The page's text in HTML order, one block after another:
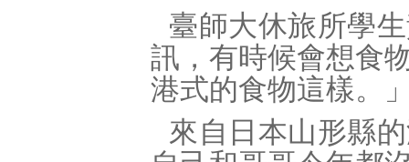
臺師大休旅所學
訊，有時候會想食
港式的食物這樣。
來自日本山形縣